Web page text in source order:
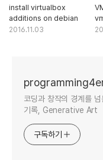
install virtualbox
additions on debian
2016.11.03
코딩과 창작의 경계를
기록, Generative Art
구독하기